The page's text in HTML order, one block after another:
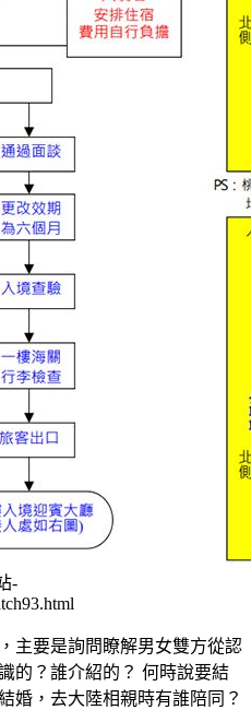
-
主要是詢問瞭解男女雙方從認
的？誰介紹的？ 何時說要結
婚，去大陸相親時有誰陪同？